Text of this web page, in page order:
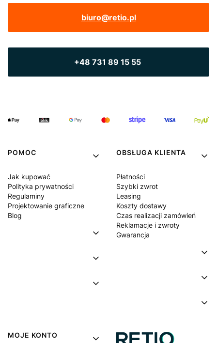
biuro@retio.pl
+48 731 89 15 55
POMOC
Jak kupować
Polityka prywatności
Regulaminy
Projektowanie graficzne
Blog
OBSŁUGA KLIENTA
Płatności
Szybki zwrot
Leasing
Koszty dostawy
Czas realizacji zamówień
Reklamacje i zwroty
Gwarancja
MOJE KONTO